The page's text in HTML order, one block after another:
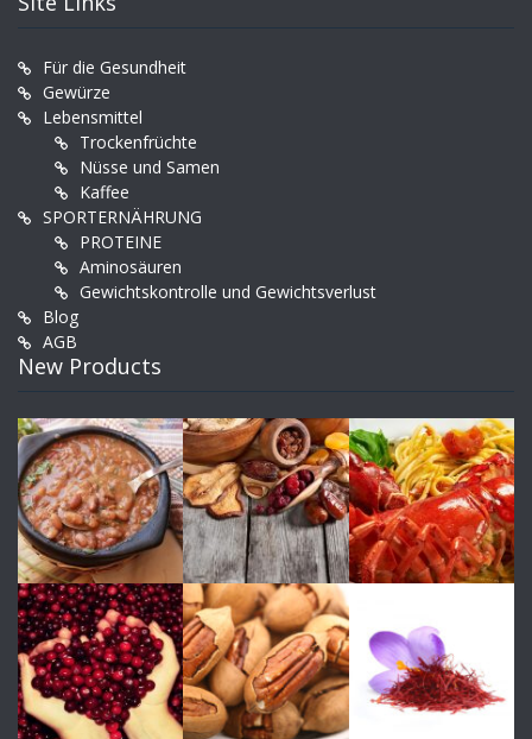
Für die Gesundheit
Gewürze
Lebensmittel
Trockenfrüchte
Nüsse und Samen
Kaffee
SPORTERNÄHRUNG
PROTEINE
Aminosäuren
Gewichtskontrolle und Gewichtsverlust
Blog
AGB
New Products